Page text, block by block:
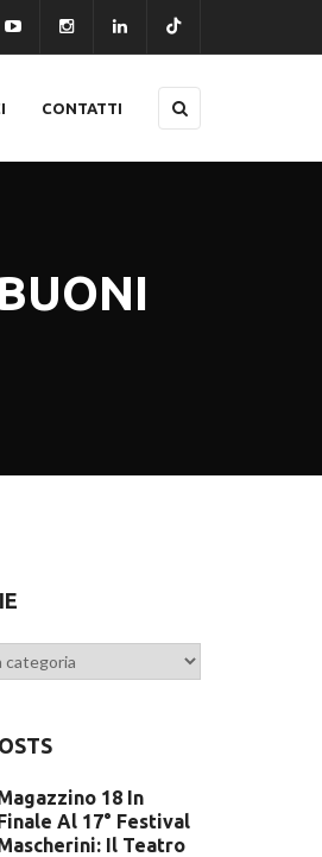
CONTATTI
18 In
Al 17° Festival
Il Teatro